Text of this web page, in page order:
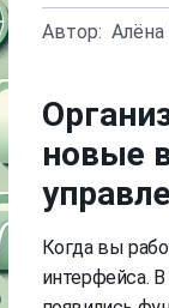
Автор:
новые
Когда вы
интерфейса.